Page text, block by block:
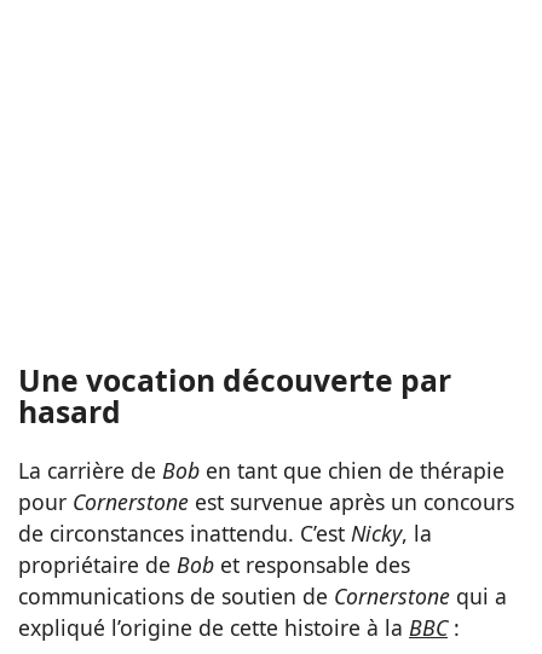
Une vocation découverte par
hasard
La carrière de Bob en tant que chien de thérapie
pour Cornerstone est survenue après un concours
de circonstances inattendu. C’est Nicky, la
propriétaire de Bob et responsable des
communications de soutien de Cornerstone qui a
expliqué l’origine de cette histoire à la BBC: